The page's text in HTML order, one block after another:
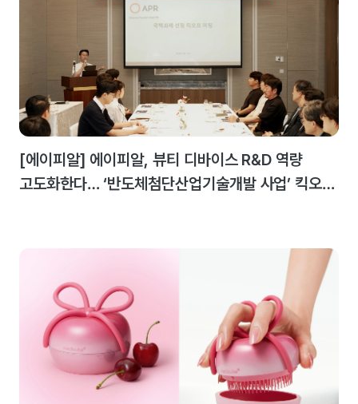
[에이피알] 에이피알, 뷰티 디바이스 R&D 역량
고도화한다… ‘반도체첨단산업기술개발 사업’ 킥오프